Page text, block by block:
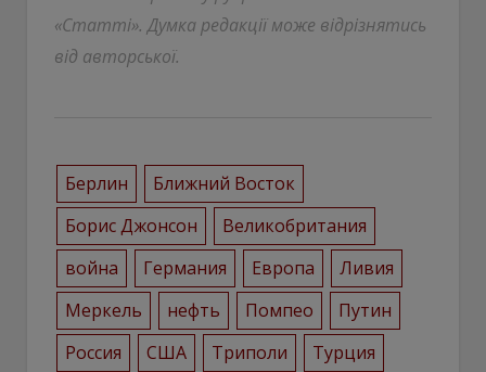
«Статті». Думка редакції може відрізнятись
від авторської.
Берлин
Ближний Восток
Борис Джонсон
Великобритания
война
Германия Европа
Ливия
Меркель
нефть Помпео
Путин
Россия
США Триполи
Турция